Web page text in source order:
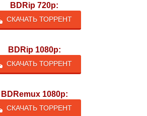
BDRip 720p:
СКАЧАТЬ ТОРРЕНТ
BDRip 1080p:
СКАЧАТЬ ТОРРЕНТ
BDRemux 1080p:
СКАЧАТЬ ТОРРЕНТ